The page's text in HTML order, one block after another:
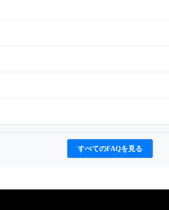
すべてのFAQを見る